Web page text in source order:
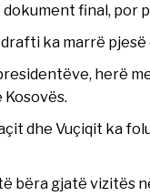
final, por
ka marrë pjesë
herë
dhe Vuçiqit ka
bëra gjatë vizitës